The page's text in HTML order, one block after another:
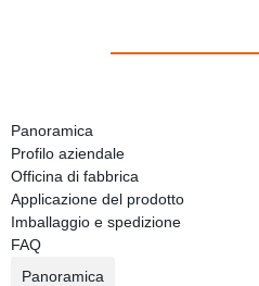
Panoramica
Profilo aziendale
Officina di fabbrica
Applicazione del prodotto
Imballaggio e spedizione
FAQ
Panoramica